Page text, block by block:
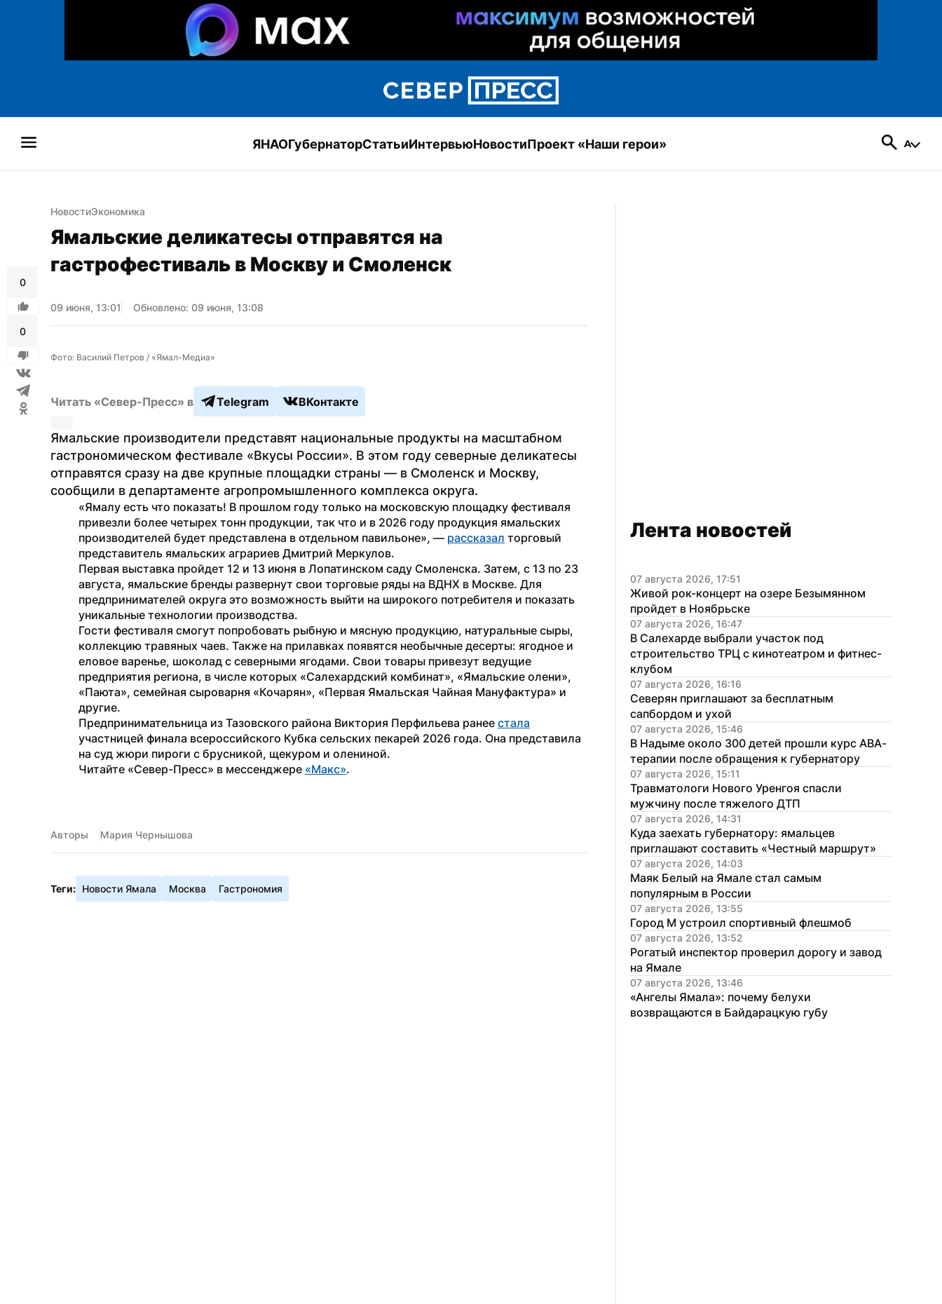
ЯНАОГубернаторСтатьиИнтервьюНовостиПроект «Наши герои»
0
0
НовостиЭкономика
Ямальские деликатесы отправятся на
гастрофестиваль в Москву и Смоленск
09 июня, 13:01 Обновлено: 09 июня, 13:08
Фото: Василий Петров / «Ямал-Медиа»
Читать «Север-Пресс» в Telegram ВКонтакте
Ямальские производители представят национальные продукты на масштабном
гастрономическом фестивале «Вкусы России». В этом году северные деликатесы
отправятся сразу на две крупные площадки страны — в Смоленск и Москву,
сообщили в департаменте агропромышленного комплекса округа.
«Ямалу есть что показать! В прошлом году только на московскую площадку фестиваля
привезли более четырех тонн продукции, так что и в 2026 году продукция ямальских
производителей будет представлена в отдельном павильоне», — рассказал торговый
представитель ямальских аграриев Дмитрий Меркулов.
Первая выставка пройдет 12 и 13 июня в Лопатинском саду Смоленска. Затем, с 13 по 23
августа, ямальские бренды развернут свои торговые ряды на ВДНХ в Москве. Для
предпринимателей округа это возможность выйти на широкого потребителя и показать
уникальные технологии производства.
Гости фестиваля смогут попробовать рыбную и мясную продукцию, натуральные сыры,
коллекцию травяных чаев. Также на прилавках появятся необычные десерты: ягодное и
еловое варенье, шоколад с северными ягодами. Свои товары привезут ведущие
предприятия региона, в числе которых «Салехардский комбинат», «Ямальские олени»,
«Паюта», семейная сыроварня «Кочарян», «Первая Ямальская Чайная Мануфактура» и
другие.
Предпринимательница из Тазовского района Виктория Перфильева ранее стала
участницей финала всероссийского Кубка сельских пекарей 2026 года. Она представила
на суд жюри пироги с брусникой, щекуром и олениной.
Читайте «Север-Пресс» в мессенджере «Макс».
Авторы Мария Чернышова
Теги: Новости Ямала Москва Гастрономия
Лента новостей
07 августа 2026, 17:51
Живой рок-концерт на озере Безымянном
пройдет в Ноябрьске
07 августа 2026, 16:47
В Салехарде выбрали участок под
строительство ТРЦ с кинотеатром и фитнес-
клубом
07 августа 2026, 16:16
Северян приглашают за бесплатным
сапбордом и ухой
07 августа 2026, 15:46
В Надыме около 300 детей прошли курс АВА-
терапии после обращения к губернатору
07 августа 2026, 15:11
Травматологи Нового Уренгоя спасли
мужчину после тяжелого ДТП
07 августа 2026, 14:31
Куда заехать губернатору: ямальцев
приглашают составить «Честный маршрут»
07 августа 2026, 14:03
Маяк Белый на Ямале стал самым
популярным в России
07 августа 2026, 13:55
Город М устроил спортивный флешмоб
07 августа 2026, 13:52
Рогатый инспектор проверил дорогу и завод
на Ямале
07 августа 2026, 13:46
«Ангелы Ямала»: почему белухи
возвращаются в Байдарацкую губу